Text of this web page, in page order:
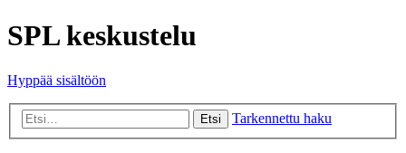
SPL keskustelu
Hyppää sisältöön
Etsi Tarkennettu haku